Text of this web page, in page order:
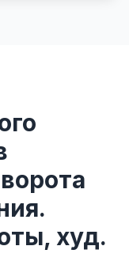
худ.